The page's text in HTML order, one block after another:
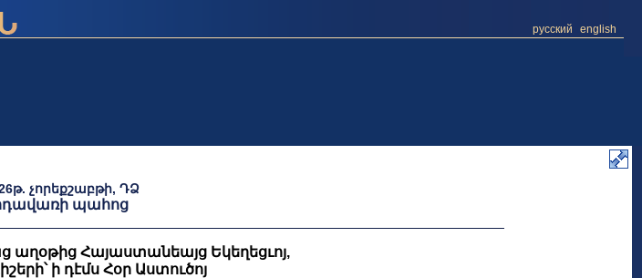
русский english
չորեքշաբթի, ԴՁ
պահոց
Հայաստանեայց Եկեղեցւոյ,
ի դէմս Հօր Աստուծոյ